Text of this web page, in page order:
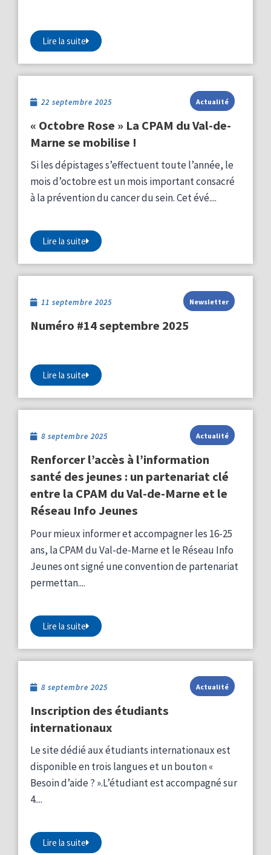
Lire la suite
22 septembre 2025 Actualité
« Octobre Rose » La CPAM du Val-de-
Marne se mobilise !
Si les dépistages s’effectuent toute l’année, le
mois d’octobre est un mois important consacré
à la prévention du cancer du sein. Cet évé....
Lire la suite
11 septembre 2025 Newsletter
Numéro #14 septembre 2025
Lire la suite
8 septembre 2025 Actualité
Renforcer l’accès à l’information
santé des jeunes : un partenariat clé
entre la CPAM du Val-de-Marne et le
Réseau Info Jeunes
Pour mieux informer et accompagner les 16-25
ans, la CPAM du Val-de-Marne et le Réseau Info
Jeunes ont signé une convention de partenariat
permettan....
Lire la suite
8 septembre 2025 Actualité
Inscription des étudiants
internationaux
Le site dédié aux étudiants internationaux est
disponible en trois langues et un bouton «
Besoin d’aide ? ».L’étudiant est accompagné sur
4....
Lire la suite